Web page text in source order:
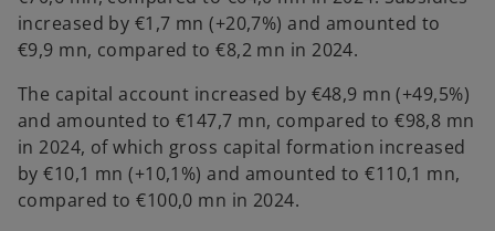
increased by €1,7 mn (+20,7%) and amounted to
€9,9 mn, compared to €8,2 mn in 2024.
The capital account increased by €48,9 mn (+49,5%)
and amounted to €147,7 mn, compared to €98,8 mn
in 2024, of which gross capital formation increased
by €10,1 mn (+10,1%) and amounted to €110,1 mn,
compared to €100,0 mn in 2024.